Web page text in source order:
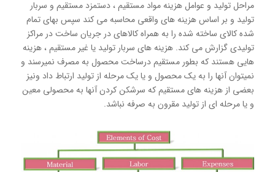
مراحل تولید و عوامل هزینه مواد مستقیم ، دستمزد مستقیم و سربار
تولید و بر اساس هزینه های واقعی محاسبه می کند سپس بهای تمام
شده کالای ساخته شده را به همراه کالاهای در جریان ساخت در مراکز
تولیدی گزارش می کند. هزینه های سربار تولید یا غیر مستقیم ، هزینه
هایی هستند که بطور مستقیم درساخت محصول به مصرف نمیرسند و
نمیتوان آنها را به یک محصول و یا یک مرحله از تولید ارتباط داد ونیز
بعضی از هزینه های مستقیم که سرشکن کردن آنها به محصولی معین
و یا مرحله ای از تولید مقرون به صرفه نباشد.